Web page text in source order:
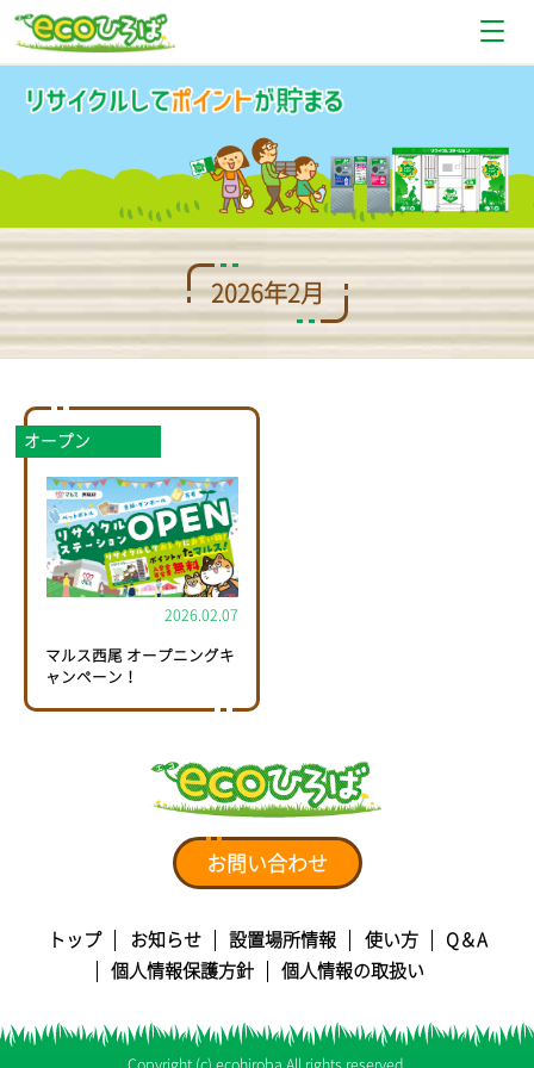
使い方
お問い合わせ
2026年2月
オープン
2026.02.07
マルス西尾 オープニングキ
ャンペーン！
お問い合わせ
トップ お知らせ 設置場所情報 使い方
Q＆A
個人情報保護方針
個人情報の取扱い